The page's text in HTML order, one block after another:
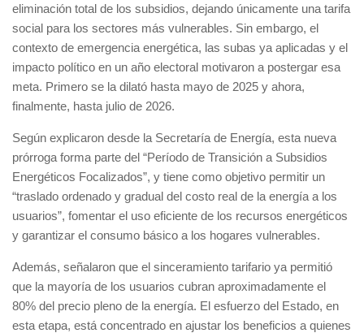
eliminación total de los subsidios, dejando únicamente una tarifa
social para los sectores más vulnerables. Sin embargo, el
contexto de emergencia energética, las subas ya aplicadas y el
impacto político en un año electoral motivaron a postergar esa
meta. Primero se la dilató hasta mayo de 2025 y ahora,
finalmente, hasta julio de 2026.
Según explicaron desde la Secretaría de Energía, esta nueva
prórroga forma parte del “Período de Transición a Subsidios
Energéticos Focalizados”, y tiene como objetivo permitir un
“traslado ordenado y gradual del costo real de la energía a los
usuarios”, fomentar el uso eficiente de los recursos energéticos
y garantizar el consumo básico a los hogares vulnerables.
Además, señalaron que el sinceramiento tarifario ya permitió
que la mayoría de los usuarios cubran aproximadamente el
80% del precio pleno de la energía. El esfuerzo del Estado, en
esta etapa, está concentrado en ajustar los beneficios a quienes